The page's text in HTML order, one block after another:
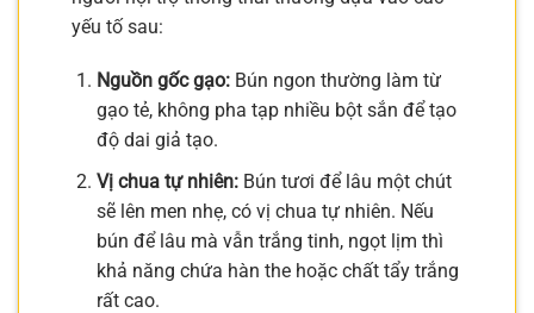
yếu tố sau:
Nguồn gốc gạo:Bún ngon thường làm từ
gạo tẻ, không pha tạp nhiều bột sắn để tạo
độ dai giả tạo.
Vị chua tự nhiên:Bún tươi để lâu một chút
sẽ lên men nhẹ, có vị chua tự nhiên. Nếu
bún để lâu mà vẫn trắng tinh, ngọt lịm thì
khả năng chứa hàn the hoặc chất tẩy trắng
rất cao.